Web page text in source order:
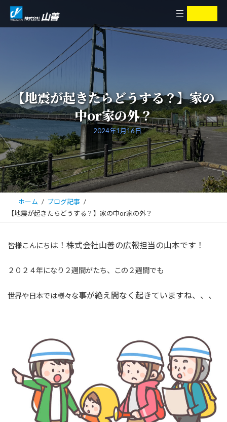
ッ
プ
移
動
ア
コ
ン
リ
ン
ア
コ
ン
リ
ン
【地震が起きたらどうする？】家の
中or家の外？
2024年1月16日
ホーム
ブログ記事
【地震が起きたらどうする？】家の中or家の外？
皆様こんにちは！株式会社山善の広報担当の山本です！
２０２４年になり２週間がたち、この２週間でも
世界や日本では様々な事が絶え間なく起きていますね、、、